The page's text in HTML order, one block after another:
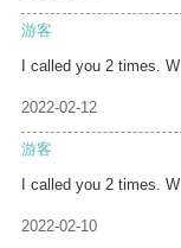
游客
I called you 2 times. W
2022-02-12
游客
I called you 2 times. W
2022-02-10